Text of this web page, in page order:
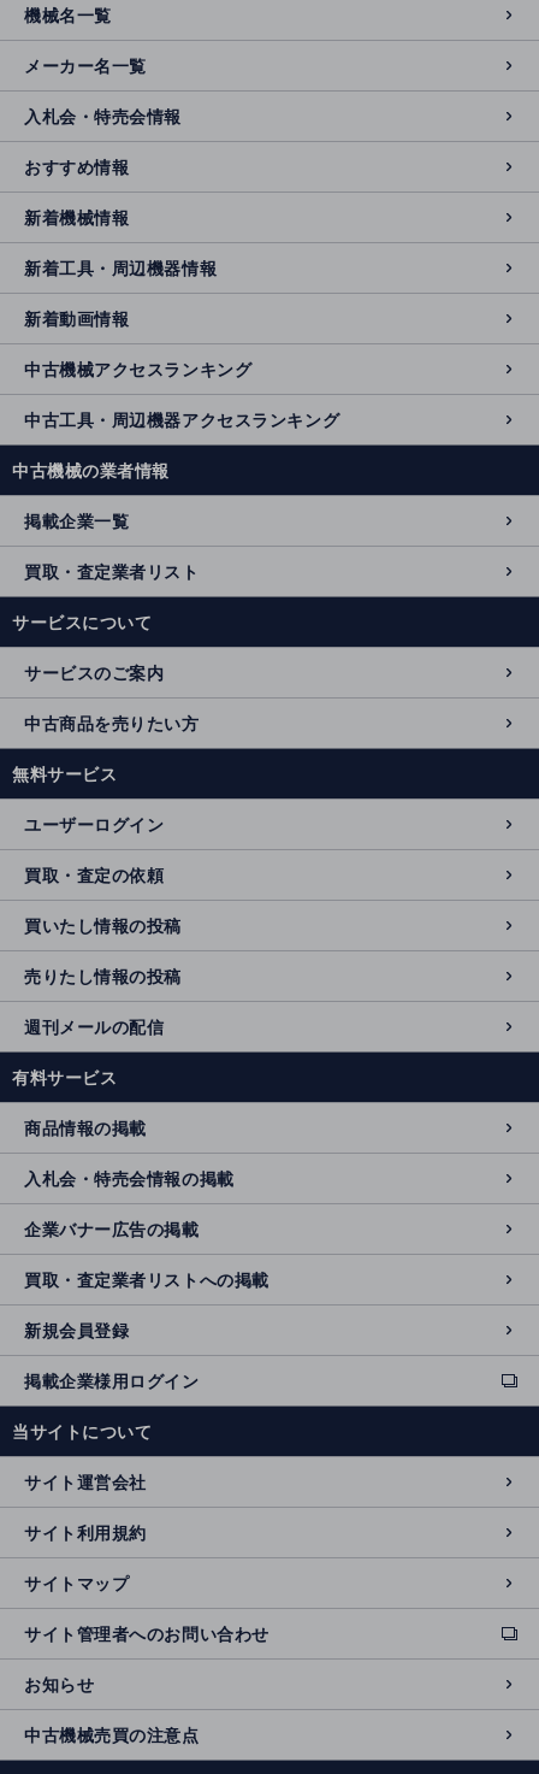
機械名一覧
メーカー名一覧
入札会・特売会情報
おすすめ情報
新着機械情報
新着工具・周辺機器情報
新着動画情報
中古機械アクセスランキング
中古工具・周辺機器アクセスランキング
中古機械の業者情報
掲載企業一覧
買取・査定業者リスト
サービスについて
サービスのご案内
中古商品を売りたい方
無料サービス
ユーザーログイン
買取・査定の依頼
買いたし情報の投稿
売りたし情報の投稿
週刊メールの配信
有料サービス
商品情報の掲載
入札会・特売会情報の掲載
企業バナー広告の掲載
買取・査定業者リストへの掲載
新規会員登録
掲載企業様用ログイン
ext
e
n
al
si
t
e
当サイトについて
サイト運営会社
サイト利用規約
サイトマップ
サイト管理者へのお問い合わせ
ext
e
r
n
al
si
お知らせ
中古機械売買の注意点